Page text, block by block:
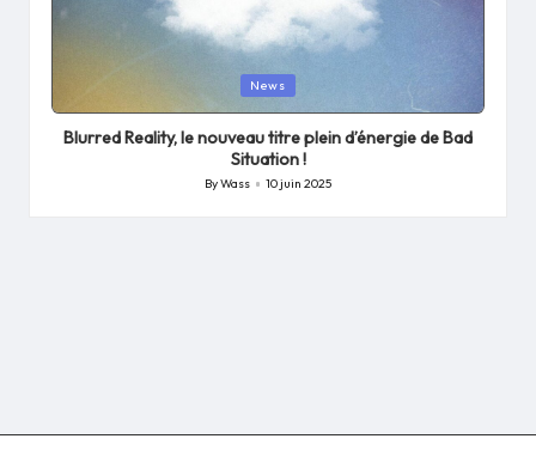
in
News
Blurred Reality, le nouveau titre plein d’énergie de Bad
Situation !
Posted
ByWass 10 juin 2025